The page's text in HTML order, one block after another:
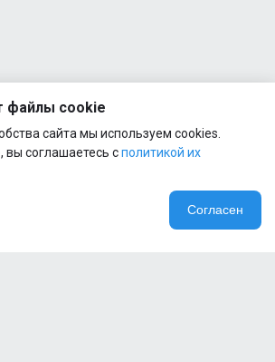
файлы cookie
сайта мы используем cookies.
вы соглашаетесь сполитикой их
Согласен